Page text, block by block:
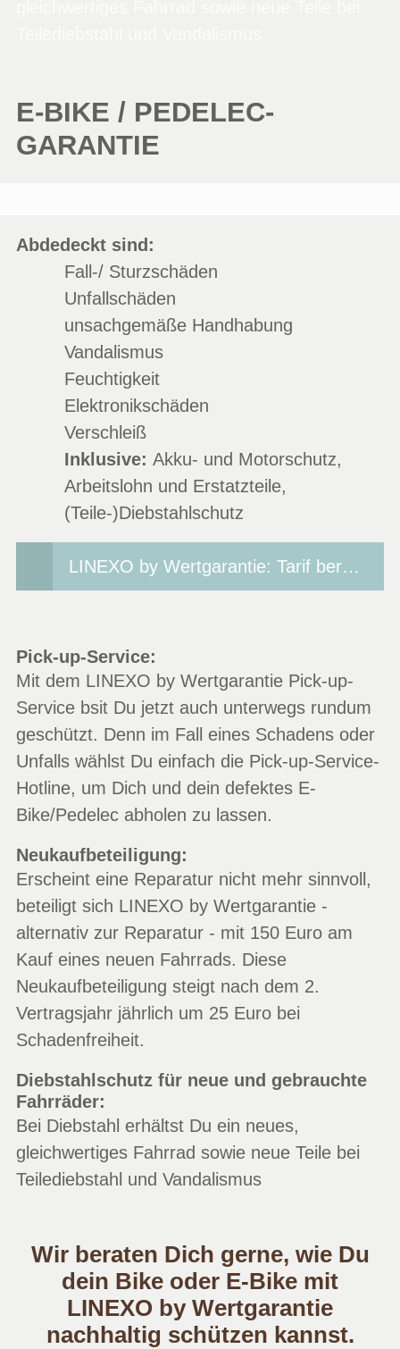
E-BIKE / PEDELEC-
GARANTIE
Abdedeckt sind:
Fall-/ Sturzschäden
Unfallschäden
unsachgemäße Handhabung
Vandalismus
Feuchtigkeit
Elektronikschäden
Verschleiß
Inklusive: Akku- und Motorschutz,
Arbeitslohn und Erstatzteile,
(Teile-)Diebstahlschutz
LINEXO by Wertgarantie: Tarif berechnen
Pick-up-Service:
Mit dem LINEXO by Wertgarantie Pick-up-
Service bsit Du jetzt auch unterwegs rundum
geschützt. Denn im Fall eines Schadens oder
Unfalls wählst Du einfach die Pick-up-Service-
Hotline, um Dich und dein defektes E-
Bike/Pedelec abholen zu lassen.
Neukaufbeteiligung:
Erscheint eine Reparatur nicht mehr sinnvoll,
beteiligt sich LINEXO by Wertgarantie -
alternativ zur Reparatur - mit 150 Euro am
Kauf eines neuen Fahrrads. Diese
Neukaufbeteiligung steigt nach dem 2.
Vertragsjahr jährlich um 25 Euro bei
Schadenfreiheit.
Diebstahlschutz für neue und gebrauchte
Fahrräder:
Bei Diebstahl erhältst Du ein neues,
gleichwertiges Fahrrad sowie neue Teile bei
Teilediebstahl und Vandalismus
Wir beraten Dich gerne, wie Du
dein Bike oder E-Bike mit
LINEXO by Wertgarantie
nachhaltig schützen kannst.